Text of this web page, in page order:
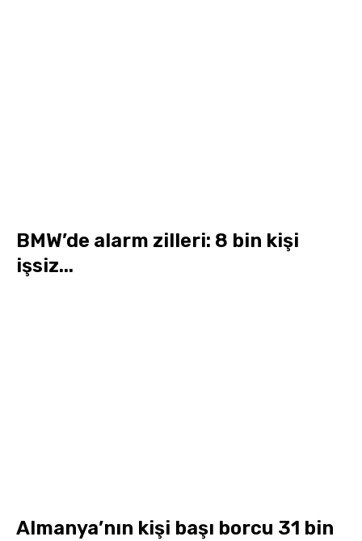
BMW’de alarm zilleri: 8 bin kişi
işsiz...
Almanya’nın kişi başı borcu 31 bin